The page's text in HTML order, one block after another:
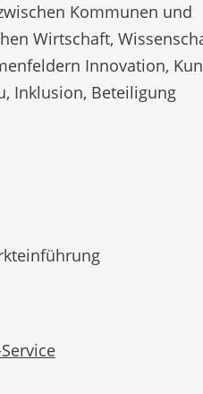
Kommunen und
Wirtschaft,
Innovation,
Inklusion, Beteiligung